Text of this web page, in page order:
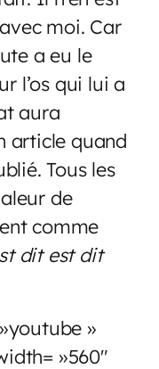
moi. Car
a eu le
l’os qui lui a
aura
article quand
Tous les
de
comme
dit est dit
»
»560″